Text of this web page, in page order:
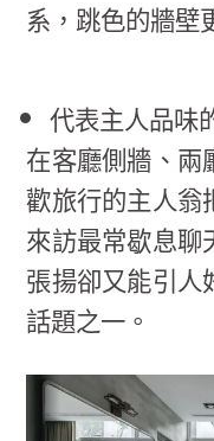
系，跳色的牆壁
代表主人品味
在客廳側牆、兩
歡旅行的主人翁
來訪最常歇息聊
張揚卻又能引人
話題之一。